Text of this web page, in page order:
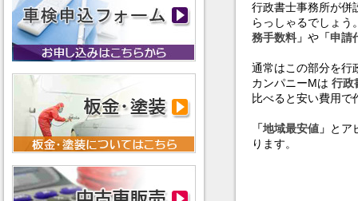
行政書士事務所が併
らっしゃるでしょう
務手数料」 や 「申
通常はこの部分を行
カンパニーMは 行政
比べると安い費用で
「地域最安値」 とア
ります。